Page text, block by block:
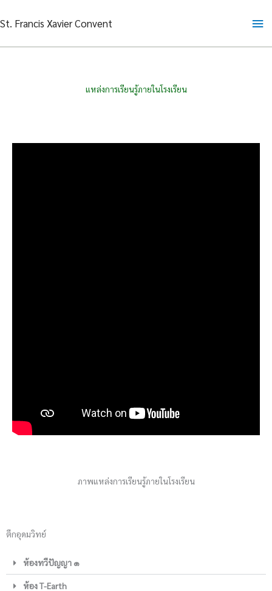
to
St. Francis Xavier Convent
แหล่งการเรียนรู้ภายในโรงเรียน
ภาพแหล่งการเรียนรู้ภายในโรงเรียน
ตึกอุดมวิทย์
ห้องทวีปัญญา ๑
ห้อง T-Earth